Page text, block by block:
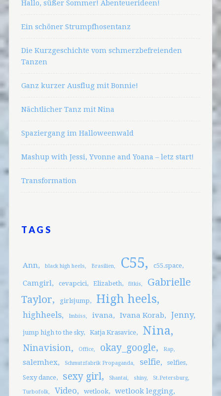
Hallo, süßer Sommer! Abenteuerideen!
Ein schöner Strumpfhosentanz
Die Kurzgeschichte vom schmerzbefreienden
Tanzen
Ganz kurzer Ausflug mit Bonnie!
Nächtlicher Tanz mit Nina
Spaziergang im Halloweenwald
Mashup with Jessi, Yvonne and Yoana – letz start!
Transformation
TAGS
Ann black high heels Brasilien C55 c55.space
Camgirl cevapcici Elizabeth fitkis
Gabrielle
Taylor
girlsjump High heels
highheels Imbiss ivana Ivana Korab Jenny
jump high to the sky Katja Krasavice Nina
Ninavision Office okay_google Rap
salemhex Schmutzfabrik Propaganda selfie
selfies
Sexy dance
sexy girl Shantai shiny St.Petersburg
Turbofolk Video wetlook
wetlook legging